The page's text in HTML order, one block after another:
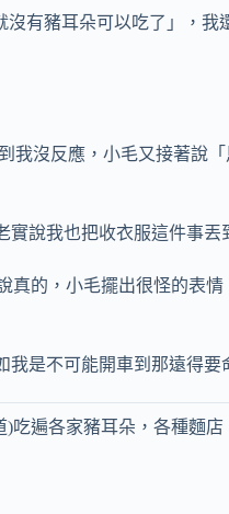
有豬耳朵可以吃了」，
沒反應，小毛又接著說
實說我也把收衣服這件事
的，小毛擺出很怪的表
我是不可能開車到那遠得
遍各家豬耳朵，各種麵店